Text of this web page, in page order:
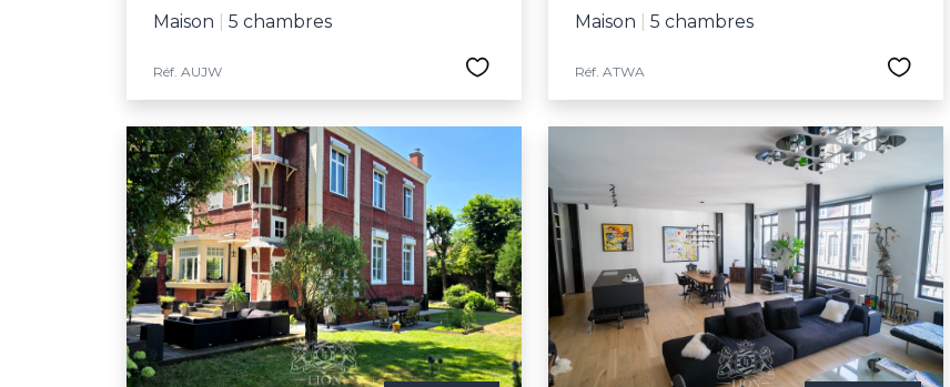
Maison 5 chambres
Réf. AUJW
Maison 5 chambres
Réf. ATWA